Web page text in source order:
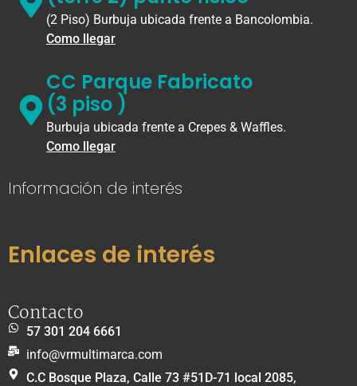
(2 Piso) Burbuja ubicada frente a Bancolombia.
Como llegar
CC Parque Fabricato
(3 piso )
Burbuja ubicada frente a Crepes & Waffles.
Como llegar
Información de interés
Enlaces de interés
Contacto
57 301 204 6661
info@vrmultimarca.com
C.C Bosque Plaza, Calle 73 #51D-71 local 2085,